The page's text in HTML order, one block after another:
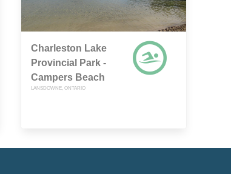
Charleston Lake
Provincial Park -
Campers Beach
LANSDOWNE, ONTARIO